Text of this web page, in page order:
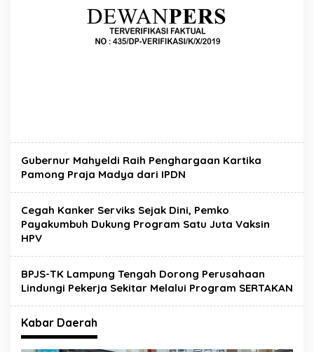
Gubernur Mahyeldi Raih Penghargaan Kartika
Pamong Praja Madya dari IPDN
Cegah Kanker Serviks Sejak Dini, Pemko
Payakumbuh Dukung Program Satu Juta Vaksin
HPV
BPJS-TK Lampung Tengah Dorong Perusahaan
Lindungi Pekerja Sekitar Melalui Program SERTAKAN
Kabar Daerah